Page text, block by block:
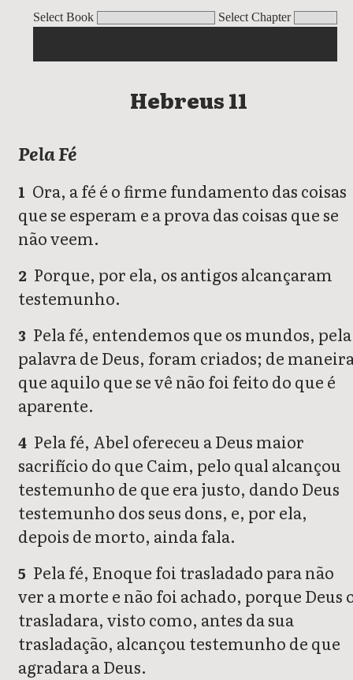
Select Book Select Chapter
Hebreus
Hebreus 11
Pela Fé
1 Ora, a fé é o firme fundamento das coisas
que se esperam e a prova das coisas que se
não veem.
2 Porque, por ela, os antigos alcançaram
testemunho.
3 Pela fé, entendemos que os mundos, pela
palavra de Deus, foram criados; de
que aquilo que se vê não foi feito do que é
aparente.
4 Pela fé, Abel ofereceu a Deus maior
sacrifício do que Caim, pelo qual alcançou
testemunho de que era justo, dando Deus
testemunho dos seus dons, e, por ela,
depois de morto, ainda fala.
5 Pela fé, Enoque foi trasladado para não
ver a morte e não foi achado, porque Deus
trasladara, visto como, antes da sua
trasladação, alcançou testemunho de que
agradara a Deus.